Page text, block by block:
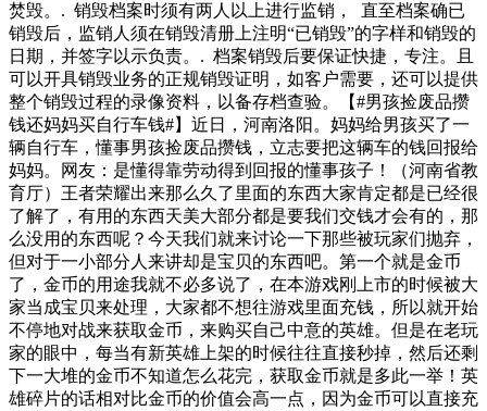
焚毁。. 销毁档案时须有两人以上进行监销， 直至档案确已
销毁后，监销人须在销毁清册上注明“已销毁”的字样和销毁的
日期，并签字以示负责。. 档案销毁后要保证快捷，专注。且
可以开具销毁业务的正规销毁证明，如客户需要，还可以提供
整个销毁过程的录像资料，以备存档查验。【#男孩捡废品攒
钱还妈妈买自行车钱#】近日，河南洛阳。妈妈给男孩买了一
辆自行车，懂事男孩捡废品攒钱，立志要把这辆车的钱回报给
妈妈。网友：是懂得靠劳动得到回报的懂事孩子！（河南省教
育厅）王者荣耀出来那么久了里面的东西大家肯定都是已经很
了解了，有用的东西天美大部分都是要我们交钱才会有的，那
么没用的东西呢？今天我们就来讨论一下那些被玩家们抛弃，
但对于一小部分人来讲却是宝贝的东西吧。第一个就是金币
了，金币的用途我就不必多说了，在本游戏刚上市的时候被大
家当成宝贝来处理，大家都不想往游戏里面充钱，所以就开始
不停地对战来获取金币，来购买自己中意的英雄。但是在老玩
家的眼中，每当有新英雄上架的时候往往直接秒掉，然后还剩
下一大堆的金币不知道怎么花完，获取金币就是多此一举！英
雄碎片的话相对比金币的价值会高一点，因为金币可以直接充